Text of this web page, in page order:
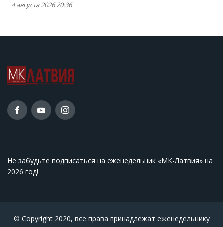
4 августа 2026 20:36
Не забудьте подписаться на еженедельник «МК-Латвия» на
2026 год!
© Copyright 2020, все права принадлежат еженедельнику